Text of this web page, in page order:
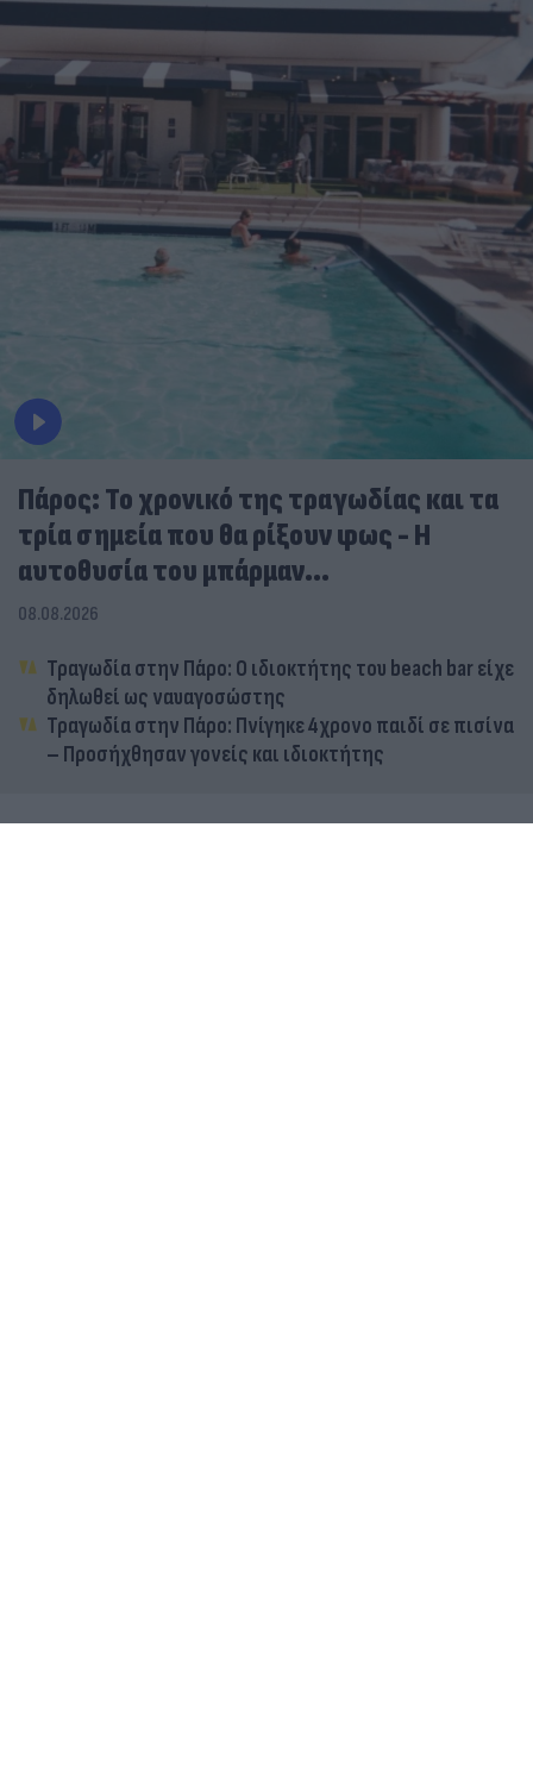
Πάρος: Το χρονικό της τραγωδίας και τα
τρία σημεία που θα ρίξουν φως - Η
αυτοθυσία του μπάρμαν...
08.08.2026
Τραγωδία στην Πάρο: Ο ιδιοκτήτης του beach bar είχε
δηλωθεί ως ναυαγοσώστης
Τραγωδία στην Πάρο: Πνίγηκε 4χρονο παιδί σε πισίνα
– Προσήχθησαν γονείς και ιδιοκτήτης